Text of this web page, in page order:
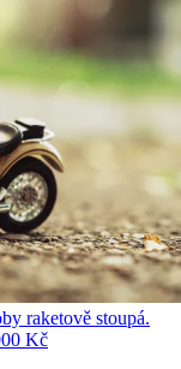
raketově stoupá.
Kč